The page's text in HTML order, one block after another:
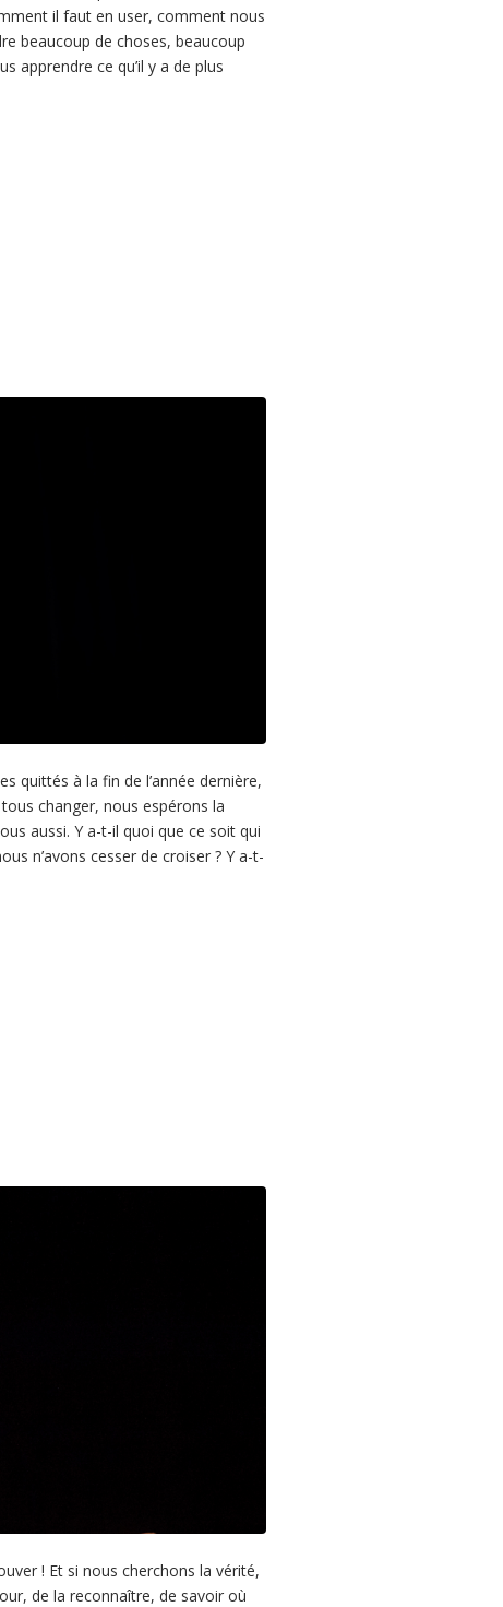
il faut en user, comment nous
beaucoup de choses, beaucoup
apprendre ce qu’il y a de plus
quittés à la fin de l’année dernière,
changer, nous espérons la
aussi. Y a-t-il quoi que ce soit qui
n’avons cesser de croiser ? Y a-t-
! Et si nous cherchons la vérité,
de la reconnaître, de savoir où